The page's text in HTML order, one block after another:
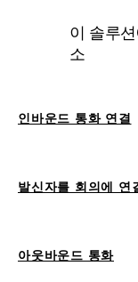
이 솔루
소
인바운드 통화 연결
발신자를 회의에 연
아웃바운드 통화